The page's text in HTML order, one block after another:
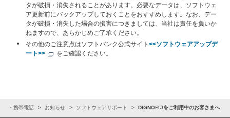
タが破損・消失されることがあります。必要なデータは、ソフトウェ
ア更新前にバックアップしておくことをおすすめします。なお、デー
タが破損・消失した場合の損害につきましては、当社は責任を負いか
ねますので、あらかじめご了承ください。
その他のご注意点はソフトバンク公式サイト <<ソフトウェアアップデ
ート>>
をご確認ください。
ン・携帯電話 お知らせ ソフトウェアサポート DIGNO® Jをご利用中のお客さまへ